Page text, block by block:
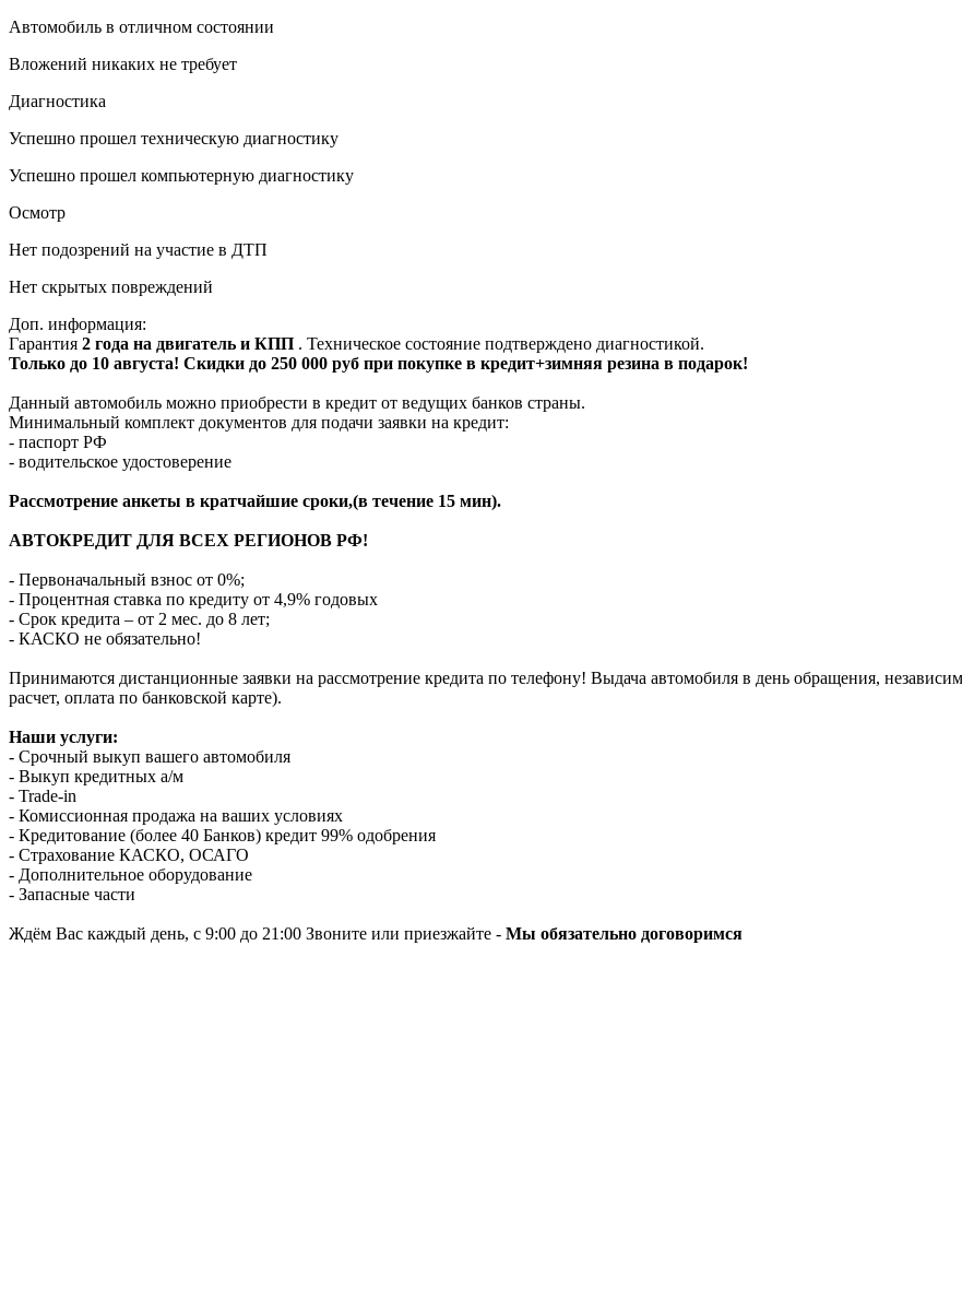
Автомобиль в отличном состоянии
Вложений никаких не требует
Диагностика
Успешно прошел техническую диагностику
Успешно прошел компьютерную диагностику
Осмотр
Нет подозрений на участие в ДТП
Нет скрытых повреждений
Доп. информация:
Гарантия 2 года на двигатель и КПП . Техническое состояние подтверждено диагностикой.
Только до 10 августа! Скидки до 250 000 руб при покупке в кредит+зимняя резина в подарок!
Данный автомобиль можно приобрести в кредит от ведущих банков страны.
Минимальный комплект документов для подачи заявки на кредит:
- паспорт РФ
- водительское удостоверение
Рассмотрение анкеты в кратчайшие сроки,(в течение 15 мин).
АВТОКРЕДИТ ДЛЯ ВСЕХ РЕГИОНОВ РФ!
- Первоначальный взнос от 0%;
- Процентная ставка по кредиту от 4,9% годовых
- Срок кредита – от 2 мес. до 8 лет;
- КАСКО не обязательно!
Принимаются дистанционные заявки на рассмотрение кредита по телефону! Выдача автомобиля в день обращения,
расчет, оплата по банковской карте).
Наши услуги:
- Срочный выкуп вашего автомобиля
- Выкуп кредитных а/м
- Trade-in
- Комиссионная продажа на ваших условиях
- Кредитование (более 40 Банков) кредит 99% одобрения
- Страхование КАСКО, ОСАГО
- Дополнительное оборудование
- Запасные части
Ждём Вас каждый день, с 9:00 до 21:00 Звоните или приезжайте - Мы обязательно договоримся